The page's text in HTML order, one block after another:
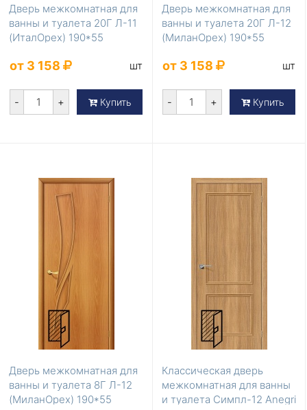
Дверь межкомнатная для
ванны и туалета 20Г Л-11
(ИталОрех) 190*55
от 3 158 шт
- + Купить
Дверь межкомнатная для
ванны и туалета 20Г Л-12
(МиланОрех) 190*55
от 3 158 шт
- + Купить
Дверь межкомнатная для
ванны и туалета 8Г Л-12
(МиланОрех) 190*55
Классическая дверь
межкомнатная для ванны
и туалета Симпл-12 Anegri